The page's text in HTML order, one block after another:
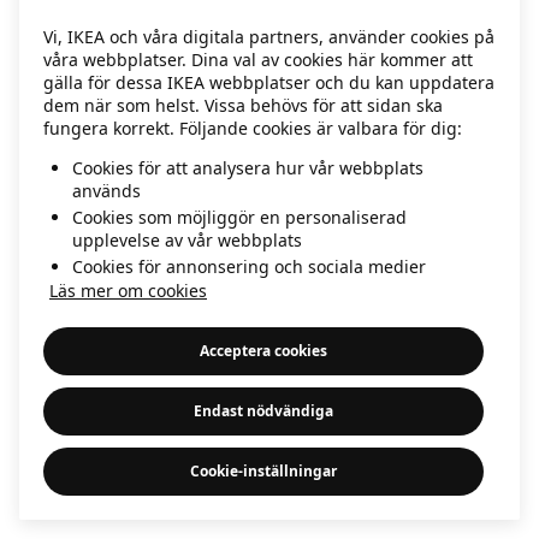
information)
Vi, IKEA och våra digitala partners, använder cookies på
våra webbplatser. Dina val av cookies här kommer att
gälla för dessa IKEA webbplatser och du kan uppdatera
dem när som helst. Vissa behövs för att sidan ska
fungera korrekt. Följande cookies är valbara för dig:
Cookies för att analysera hur vår webbplats
används
Cookies som möjliggör en personaliserad
upplevelse av vår webbplats
Cookies för annonsering och sociala medier
Läs mer om cookies
Acceptera cookies
Endast nödvändiga
Cookie-inställningar